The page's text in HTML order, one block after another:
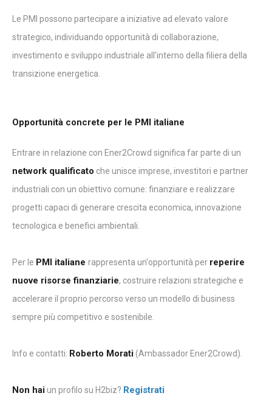
Le PMI possono partecipare a iniziative ad elevato valore
strategico, individuando opportunità di collaborazione,
investimento e sviluppo industriale all'interno della filiera della
transizione energetica.
Opportunità concrete per le PMI italiane
Entrare in relazione con Ener2Crowd significa far parte di un
network qualificato che unisce imprese, investitori e partner
industriali con un obiettivo comune: finanziare e realizzare
progetti capaci di generare crescita economica, innovazione
tecnologica e benefici ambientali.
Per le PMI italiane rappresenta un'opportunità per reperire
nuove risorse finanziarie, costruire relazioni strategiche e
accelerare il proprio percorso verso un modello di business
sempre più competitivo e sostenibile.
Info e contatti: Roberto Morati(Ambassador Ener2Crowd).
Non haiun profilo su H2biz? Registrati